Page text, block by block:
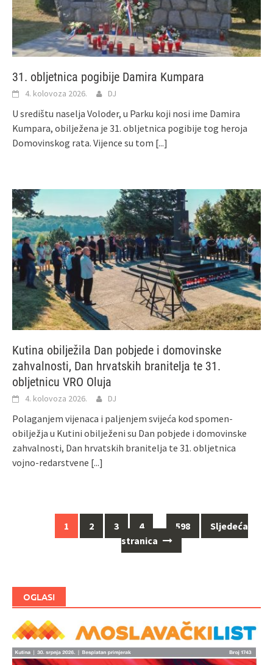
31. obljetnica pogibije Damira Kumpara
4. kolovoza 2026. DJ
U središtu naselja Voloder, u Parku koji nosi ime Damira
Kumpara, obilježena je 31. obljetnica pogibije tog heroja
Domovinskog rata. Vijence su tom [...]
Kutina obilježila Dan pobjede i domovinske
zahvalnosti, Dan hrvatskih branitelja te 31.
obljetnicu VRO Oluja
4. kolovoza 2026. DJ
Polaganjem vijenaca i paljenjem svijeća kod spomen-
obilježja u Kutini obilježeni su Dan pobjede i domovinske
zahvalnosti, Dan hrvatskih branitelja te 31. obljetnica
vojno-redarstvene [...]
Navigacija
1 2 3 4 … 598
Sljedeća
stranica
OGLASI